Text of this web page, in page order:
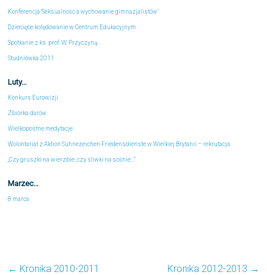
Konferencja 'Seksualność a wychowanie gimnazjalistów’
Dziecięce kolędowanie w Centrum Edukacyjnym
Spotkanie z ks. prof. W. Przyczyną
Studniówka 2011
Luty…
Konkurs Eurowizji
Zbiórka darów
Wielkopostne medytacje
Wolontariat z Aktion Sühnezeichen Friedensdienste w Wielkiej Brytanii – rekrutacja
„Czy gruszki na wierzbie, czy śliwki na sośnie…”
Marzec…
8 marca
← Kronika 2010-2011 Kronika 2012-2013 →